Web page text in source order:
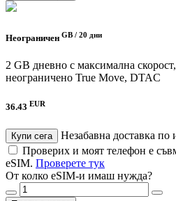
Неограничен GB / 20 дни
2 GB дневно с максимална
неограничено True Move, DTAC
36.43 EUR
Купи сега
Незабавна доставка по
Проверих и моят телефон е
eSIM. Проверете тук
От колко eSIM-и имаш нужда?